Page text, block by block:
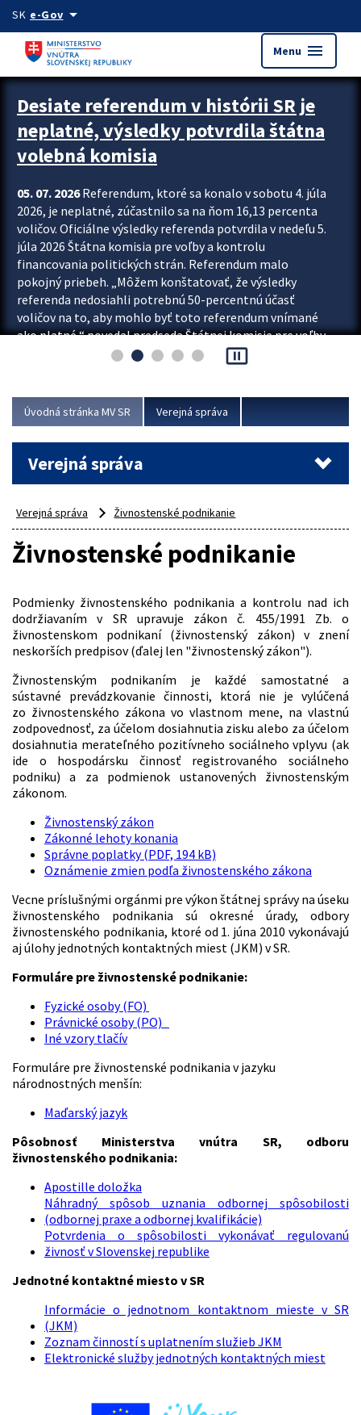
Preskocit na hlavný obsah
SK e-Govarrow_drop_down
Menu menu
Zastavit automatický posun upútavok
Desiate referendum v histórii SR je
neplatné, výsledky potvrdila štátna
volebná komisia
05. 07. 2026Referendum, ktoré sa konalo v sobotu 4. júla
2026, je neplatné, zúčastnilo sa na ňom 16,13 percenta
voličov. Oficiálne výsledky referenda potvrdila v nedeľu 5.
júla 2026 Štátna komisia pre voľby a kontrolu
financovania politických strán. Referendum malo
pokojný priebeh. „Môžem konštatovať, že výsledky
referenda nedosiahli potrebnú 50-percentnú účasť
voličov na to, aby mohlo byť toto referendum vnímané
ako platné,“ povedal predseda Štátnej komisie pre voľby
a kontrolu financovania politických...
pause_presentation
Úvodná stránka MV SR Verejná správa
Verejná správa
Verejná správa Živnostenské podnikanie
Živnostenské podnikanie
Podmienky živnostenského podnikania a kontrolu nad ich
dodržiavaním v SR upravuje zákon č. 455/1991 Zb. o
živnostenskom podnikaní (živnostenský zákon) v znení
neskorších predpisov (ďalej len "živnostenský zákon").
Živnostenským podnikaním je každé samostatné a
sústavné prevádzkovanie činnosti, ktorá nie je vylúčená
zo živnostenského zákona vo vlastnom mene, na vlastnú
zodpovednosť, za účelom dosiahnutia zisku alebo za účelom
dosiahnutia merateľného pozitívneho sociálneho vplyvu (ak
ide o hospodársku činnosť registrovaného sociálneho
podniku) a za podmienok ustanovených živnostenským
zákonom.
Živnostenský zákon
Zákonné lehoty konania
Správne poplatky (PDF, 194 kB)
Oznámenie zmien podľa živnostenského zákona
Vecne príslušnými orgánmi pre výkon štátnej správy na úseku
živnostenského podnikania sú okresné úrady, odbory
živnostenského podnikania, ktoré od 1. júna 2010 vykonávajú
aj úlohy jednotných kontaktných miest (JKM) v SR.
Formuláre pre živnostenské podnikanie:
Fyzické osoby (FO)
Právnické osoby (PO)
Iné vzory tlačív
Formuláre pre živnostenské podnikania v jazyku
národnostných menšín:
Maďarský jazyk
Pôsobnosť Ministerstva vnútra SR, odboru
živnostenského podnikania:
Apostille doložka
Náhradný spôsob uznania odbornej spôsobilosti
(odbornej praxe a odbornej kvalifikácie)
Potvrdenia o spôsobilosti vykonávať regulovanú
živnosť v Slovenskej republike
Jednotné kontaktné miesto v SR
Informácie o jednotnom kontaktnom mieste v SR
(JKM)
Zoznam činností s uplatnením služieb JKM
Elektronické služby jednotných kontaktných miest